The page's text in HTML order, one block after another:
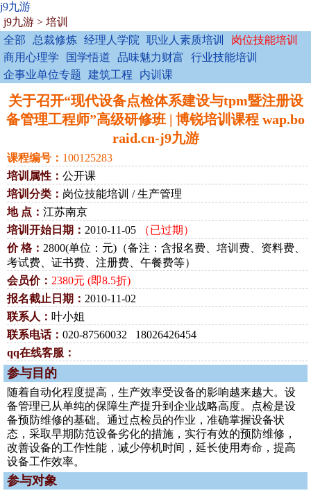
j9九游
j9九游 > 培训
全部
总裁修炼 经理人学院 职业人素质培训
岗位技能培训
商用心理学
国学悟道 品味魅力财富
行业技能培训
企事业单位专题
建筑工程 内训课
关于召开“现代设备点检体系建设与tpm暨注册设
备管理工程师”高级研修班 | 博锐培训课程 wap.bo
raid.cn-j9九游
课程编号： 100125283
培训属性： 公开课
培训分类： 岗位技能培训 / 生产管理
地 点： 江苏南京
培训开始日期： 2010-11-05
（已过期）
价 格： 2800(单位：元)（备注：含报名费、培训费、资料费、
考试费、证书费、注册费、午餐费等）
会员价： 2380元 (即8.5折)
报名截止日期： 2010-11-02
联系人： 叶小姐
联系电话： 020-87560032 18026426454
qq在线客服：
参与目的
随着自动化程度提高，生产效率受设备的影响越来越大。设
备管理已从单纯的保障生产提升到企业战略高度。点检是设
备预防维修的基础。通过点检员的作业，准确掌握设备状
态，采取早期防范设备劣化的措施，实行有效的预防维修，
改善设备的工作性能，减少停机时间，延长使用寿命，提高
设备工作效率。
参与对象